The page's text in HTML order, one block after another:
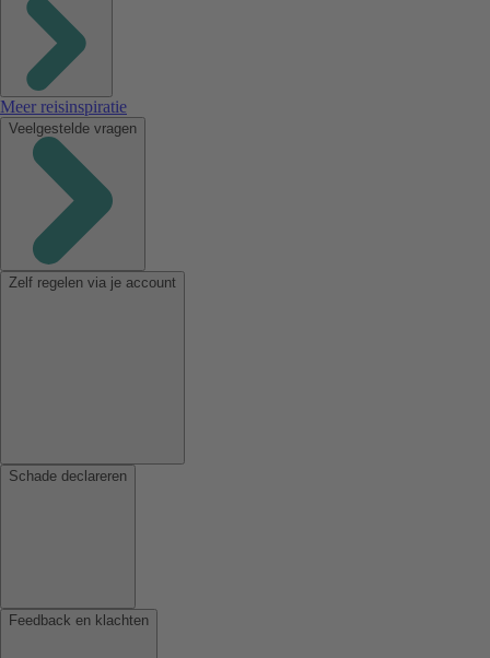
Meer reisinspiratie
Veelgestelde vragen
Zelf regelen via je account
Schade declareren
Feedback en klachten